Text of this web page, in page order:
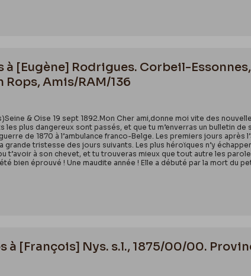
[Eugène] Rodrigues. Corbeil-
Rops, Amis/RAM/136
& Oise 19 sept 1892.Mon Cher ami,donne moi vite des
les plus dangereux sont passés, et que tu m’enverras un bulletin de
de 1870 à l’ambulance franco-Belge. Les premiers jours
grande tristesse des jours suivants. Les plus héroïques n’y
t’avoir à son chevet, et tu trouveras mieux que tout autre les
bien éprouvé ! Une maudite année ! Elle a débuté par la mort du
à [François] Nys. s.l., 1875/00/00.